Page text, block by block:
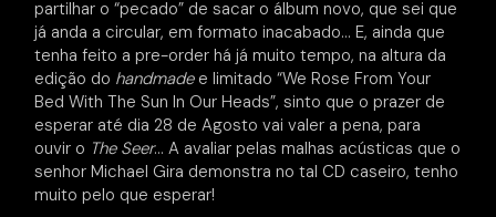
partilhar o “pecado” de sacar o álbum novo, que sei que
já anda a circular, em formato inacabado… E, ainda que
tenha feito a pre-order há já muito tempo, na altura da
edição do handmadee limitado “We Rose From Your
Bed With The Sun In Our Heads”, sinto que o prazer de
esperar até dia 28 de Agosto vai valer a pena, para
ouvir o The Seer… A avaliar pelas malhas acústicas que o
senhor Michael Gira demonstra no tal CD caseiro, tenho
muito pelo que esperar!